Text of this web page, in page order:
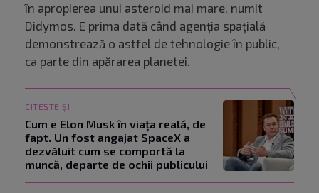
în apropierea unui asteroid mai mare, numit
Didymos. E prima dată când agenția spațială
demonstrează o astfel de tehnologie în public,
ca parte din apărarea planetei.
CITEȘTE ȘI
Cum e Elon Musk în viața reală, de
fapt. Un fost angajat SpaceX a
dezvăluit cum se comportă la
muncă, departe de ochii publicului